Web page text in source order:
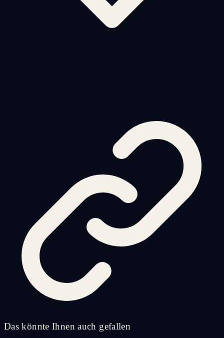
Das könnte Ihnen auch gefallen